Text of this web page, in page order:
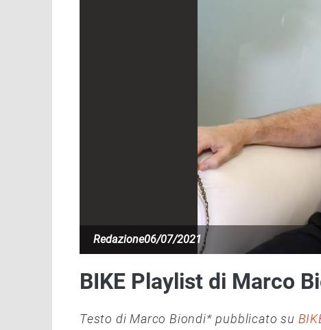
Redazione06/07/2021
BIKE Playlist di Marco
Testo di Marco Biondi* pubblicato su